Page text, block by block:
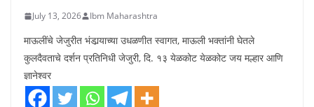
July 13, 2026 Ibm Maharashtra
माऊलींचे जेजुरीत भंडार्‍याच्या उधळणीत स्वागत, माऊली भक्तांनी घेतले
कुलदैवताचे दर्शन प्रतिनिधी जेजुरी, दि. १३ येळकोट येळकोट जय मल्हार आणि
ज्ञानेश्वर